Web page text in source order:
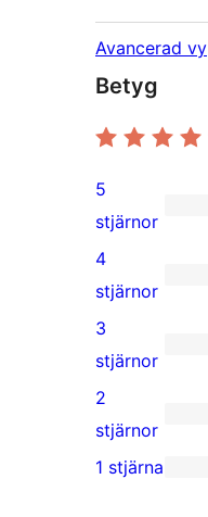
Avancerad vy
Betyg
7
5-
stjärniga
recensioner
5
stjärnor
0
4-
stjärniga
recensioner
4
stjärnor
0
3-
stjärniga
recensioner
3
stjärnor
0
2-
2
stjärnor
1 stjärna